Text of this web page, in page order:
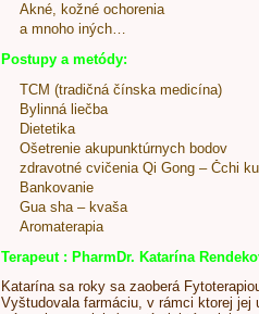
Akné, kožné ochorenia
a mnoho iných…
Postupy a metódy:
TCM (tradičná čínska medicína)
Bylinná liečba
Dietetika
Ošetrenie akupunktúrnych bodov
zdravotné cvičenia Qi Gong – Čchi
Bankovanie
Gua sha – kvaša
Aromaterapia
Terapeut : PharmDr. Katarína
Katarína sa roky sa zaoberá
Vyštudovala farmáciu, v rámci ktorej